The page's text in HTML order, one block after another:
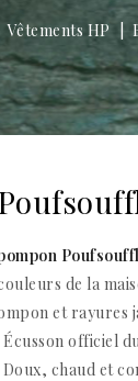
Vêtements HP
de la
et rayures
Écusson officiel
chaud et